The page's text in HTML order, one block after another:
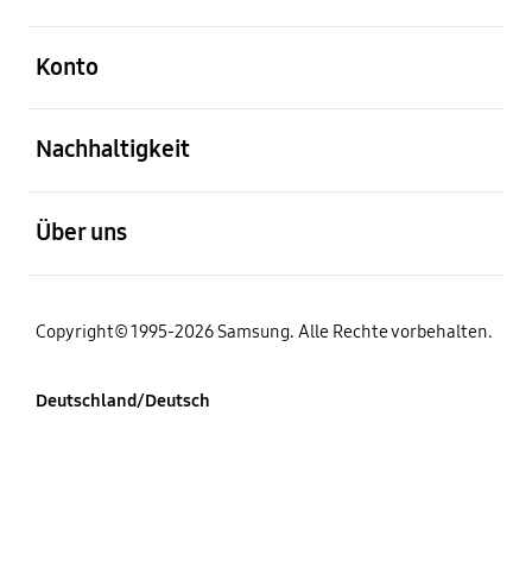
Konto
Nachhaltigkeit
Über uns
Copyright© 1995-2026 Samsung. Alle Rechte vorbehalten.
Deutschland/Deutsch